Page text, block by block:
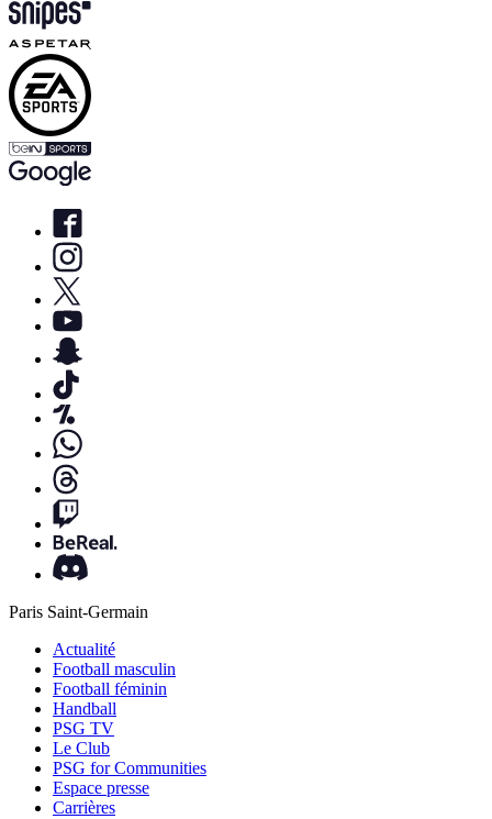
Paris Saint-Germain
Actualité
Football masculin
Football féminin
Handball
PSG TV
Le Club
PSG for Communities
Espace presse
Carrières